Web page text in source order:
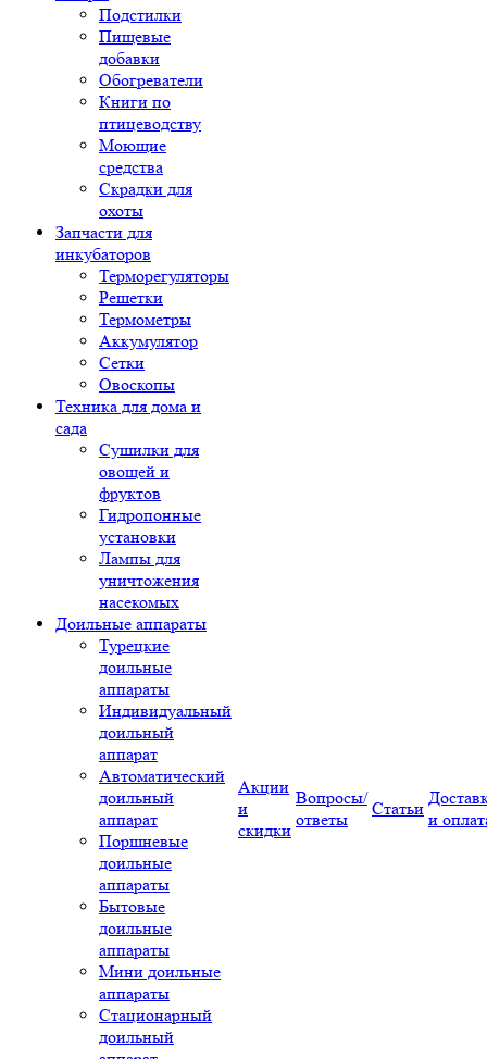
Подстилки
Пищевые
добавки
Обогреватели
Книги по
птицеводству
Моющие
средства
Скрадки для
охоты
Запчасти для
инкубаторов
Терморегуляторы
Решетки
Термометры
Аккумулятор
Сетки
Овоскопы
Техника для дома и
сада
Сушилки для
овощей и
фруктов
Гидропонные
установки
Лампы для
уничтожения
насекомых
Доильные аппараты
Турецкие
доильные
аппараты
Индивидуальный
доильный
аппарат
Автоматический
доильный
аппарат
Поршневые
доильные
аппараты
Бытовые
доильные
аппараты
Мини доильные
аппараты
Стационарный
доильный
Акции
и
скидки
Вопросы/
ответы
Статьи
и